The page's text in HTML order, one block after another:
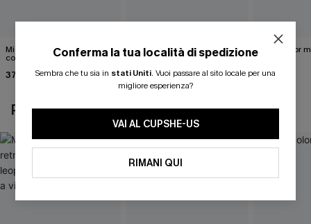
Midkini incrociato sul retro
con stampa leopardata
37,00 €
Completo bikini marrone
Under Your Skin
40,00 €
Bikini color
POTREBBE INTERESSARTI ANCHE
Conferma la tua località di spedizione
Sembra che tu sia in stati Uniti. Vuoi passare al sito locale per una
migliore esperienza?
VAI AL CUPSHE-US
RIMANI QUI